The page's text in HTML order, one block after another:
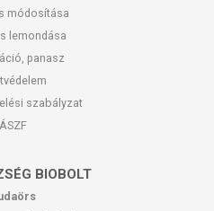
módosítása
lemondása
panasz
szabályzat
ÁSZF
BIOBOLT